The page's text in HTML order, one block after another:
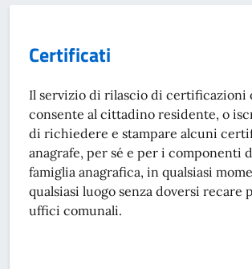
Certificati
Il servizio di rilascio di certificazioni
consente al cittadino residente, o
di richiedere e stampare alcuni
anagrafe, per sé e per i componenti
famiglia anagrafica, in qualsiasi
qualsiasi luogo senza doversi recare
uffici comunali.